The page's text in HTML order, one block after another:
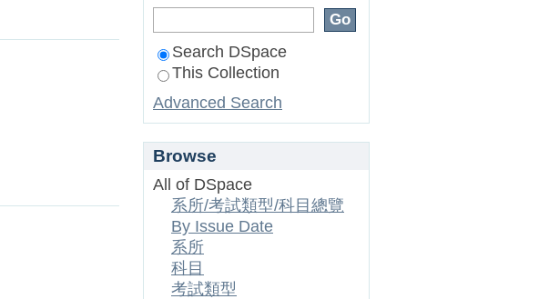
Search DSpace
This Collection
Advanced Search
Browse
All of DSpace
系所/考試類型/科目總覽
By Issue Date
系所
科目
考試類型